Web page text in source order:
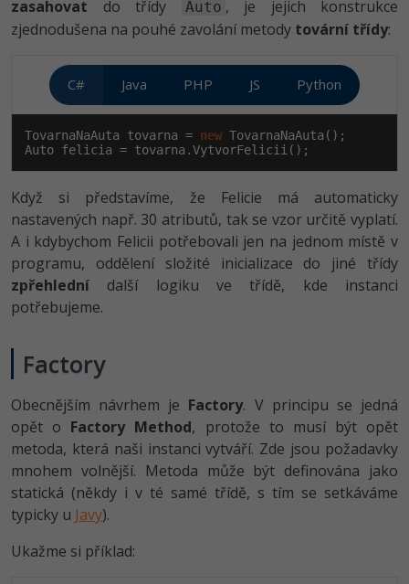
zasahovat do třídy Auto , je jejich konstrukce
zjednodušena na pouhé zavolání metody tovární třídy:
C# Java PHP JS Python
TovarnaNaAuta tovarna = new TovarnaNaAuta();
Auto felicia = tovarna.VytvorFelicii();
Když si představíme, že Felicie má automaticky
nastavených např. 30 atributů, tak se vzor určitě vyplatí.
A i kdybychom Felicii potřebovali jen na jednom místě v
programu, oddělení složité inicializace do jiné třídy
zpřehlední další logiku ve třídě, kde instanci
potřebujeme.
Factory
Obecnějším návrhem je Factory. V principu se jedná
opět o Factory Method, protože to musí být opět
metoda, která naši instanci vytváří. Zde jsou požadavky
mnohem volnější. Metoda může být definována jako
statická (někdy i v té samé třídě, s tím se setkáváme
typicky u Javy).
Ukažme si příklad: